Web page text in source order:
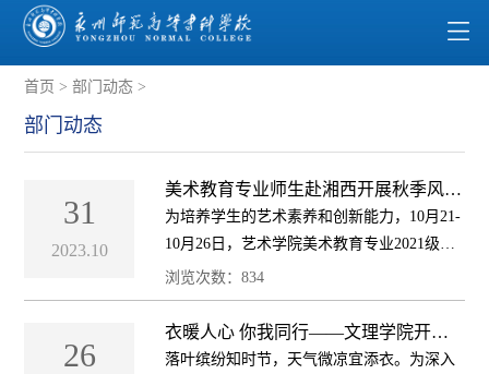
首页 >部门动态 >
部门动态
31
2023.10
美术教育专业师生赴湘西开展秋季风景
写生
为培养学生的艺术素养和创新能力，10月21-
10月26日，艺术学院美术教育专业2021级学
生前往湘西土家族苗族自治州边城茶峒古
镇、矮寨镇开展了为期一周的户外写生活
动。 此次写生活动，同学们近距离感受边城
茶...
浏览次数：834
26
衣暖人心 你我同行——文理学院开展
爱心捐衣活动
落叶缤纷知时节，天气微凉宜添衣。为深入